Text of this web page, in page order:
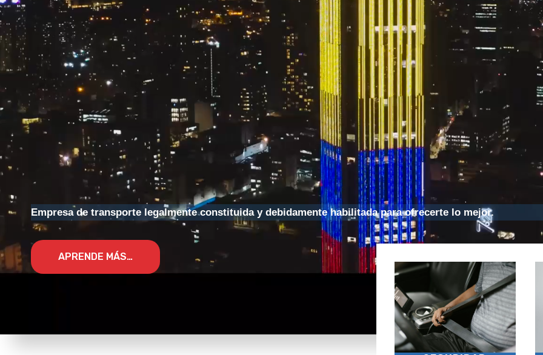
Empresa de transporte legalmente constituida y debidamente habilitada para ofrecerte lo mejor.
APRENDE MÁS…